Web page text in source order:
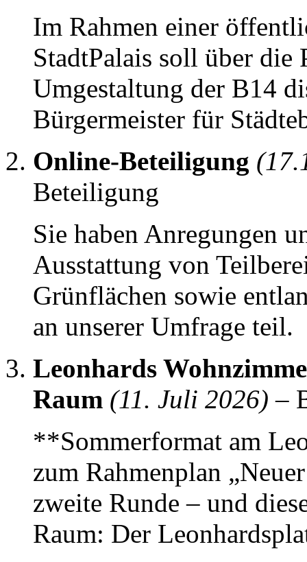
Im Rahmen einer
StadtPalais soll über die
Umgestaltung der B14
Bürgermeister für
Online-Beteiligung
Beteiligung
Sie haben Anregungen
Ausstattung von
Grünflächen sowie
an unserer Umfrage teil.
Leonhards
Raum (11. Juli 2026) –
**Sommerformat am
zum Rahmenplan
zweite Runde – und
Raum: Der